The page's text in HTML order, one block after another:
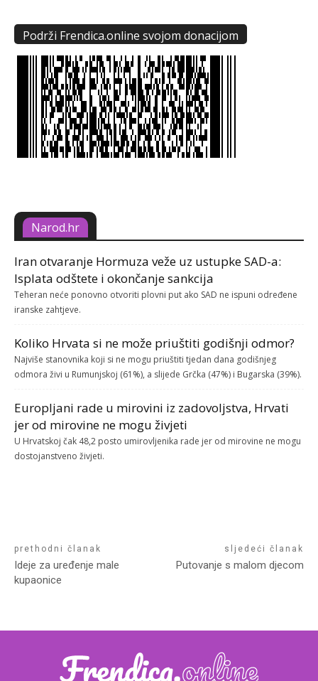
Podrži Frendica.online svojom donacijom
Narod.hr
Iran otvaranje Hormuza veže uz ustupke SAD-a:
Isplata odštete i okončanje sankcija
Teheran neće ponovno otvoriti plovni put ako SAD ne ispuni određene
iranske zahtjeve.
Koliko Hrvata si ne može priuštiti godišnji odmor?
Najviše stanovnika koji si ne mogu priuštiti tjedan dana godišnjeg
odmora živi u Rumunjskoj (61%), a slijede Grčka (47%) i Bugarska (39%).
Europljani rade u mirovini iz zadovoljstva, Hrvati
jer od mirovine ne mogu živjeti
U Hrvatskoj čak 48,2 posto umirovljenika rade jer od mirovine ne mogu
dostojanstveno živjeti.
prethodni članak
Ideje za uređenje male
kupaonice
sljedeći članak
Putovanje s malom djecom